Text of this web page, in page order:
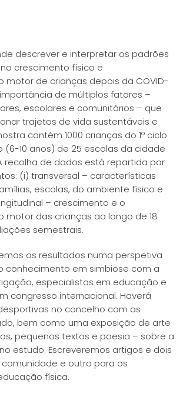
descrever e interpretar os padrões
crescimento físico e
motor de crianças depois da COVID-
de múltiplos fatores –
escolares e comunitários – que
trajetos de vida sustentáveis e
contém 1000 crianças do 1º ciclo
(6-10 anos) de 25 escolas da cidade
recolha de dados está repartida por
(i) transversal – características
escolas, do ambiente físico e
– crescimento e o
motor das crianças ao longo de 18
semestrais.
os resultados numa perspetiva
conhecimento em simbiose com a
especialistas em educação e
congresso internacional. Haverá
no concelho com as
bem como uma exposição de arte
pequenos textos e poesia – sobre a
estudo. Escreveremos artigos e dois
comunidade e outro para os
física.